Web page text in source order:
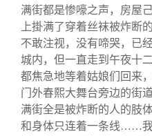
满街都是惨嚎之声，房屋
上掛满了穿着丝袜被炸断
不敢注视，没有啼哭，已
城内，但一直走到午夜十
都焦急地等着姑娘们回来
门外春熙大舞台旁边的街
满街全是被炸断的人的肢
和身体只连着一条线……